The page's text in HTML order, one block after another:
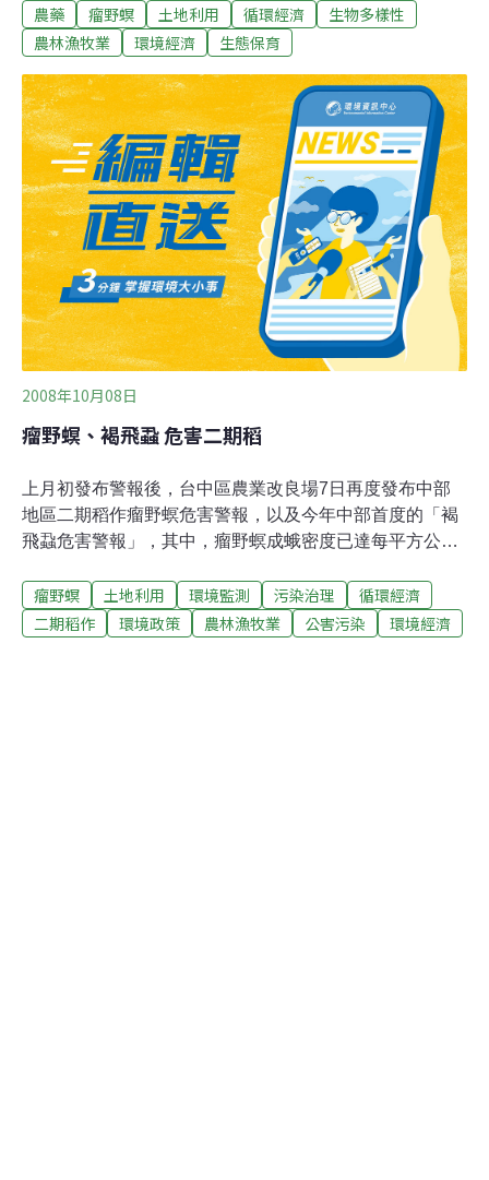
才能永續經營。兩日研討會除了將邀請國內數個里山倡議
的案例分享，也有多國研究人員與會，里山倡議國際夥伴
議案例中跨政府部門、不同利益參與者推動的成效，是日
本甚至是其他國際夥伴值得參考的經驗。里山倡議原先是
在生物多樣性的架構下被提出，但「里山」位址並非保育
區，因為有人在其中生活、經營，才建立起多元的生產地
景，也因此生產地景的維護不只是仰賴環境保育部門，農
業部門角色也很重要，台灣的農委會下轄林務局、農業改
良場的資源，就有助於與社區一同推動里山倡議。2010年
聯合國第10次生物多樣性公約大會首次提出「里山倡
議」，但在「里山倡議」概念進入台灣之前，2
農藥 瘤野螟 土地利用 循環經濟
生物多樣性
農林漁牧業
環境經濟 生態保育
2008年10月08日
瘤野螟、褐飛蝨 危害二期稻
上月初發布警報後，台中區農業改良場7日再度發布中部
地區二期稻作瘤野螟危害警報，以及今年中部首度的「褐
飛蝨危害警報」，其中，瘤野螟成蛾密度已達每平方公尺
見危害。農改場助理研究員廖君達解釋說，瘤野螟成蛾會
飛翔，生命週期也很短暫，場方9月上旬警報的是「上一
瘤野螟 土地利用 環境監測 污染治理
循環經濟
二期稻作
環境政策 農林漁牧業 公害污染 環境經濟